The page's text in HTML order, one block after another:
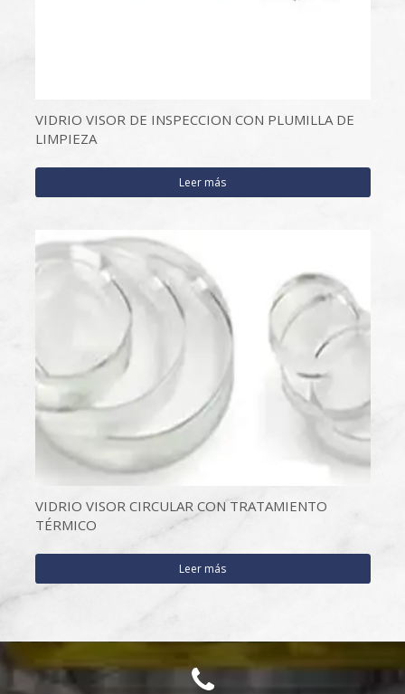
VIDRIO VISOR DE INSPECCION CON PLUMILLA DE
LIMPIEZA
Leer más
VIDRIO VISOR CIRCULAR CON TRATAMIENTO
TÉRMICO
Leer más